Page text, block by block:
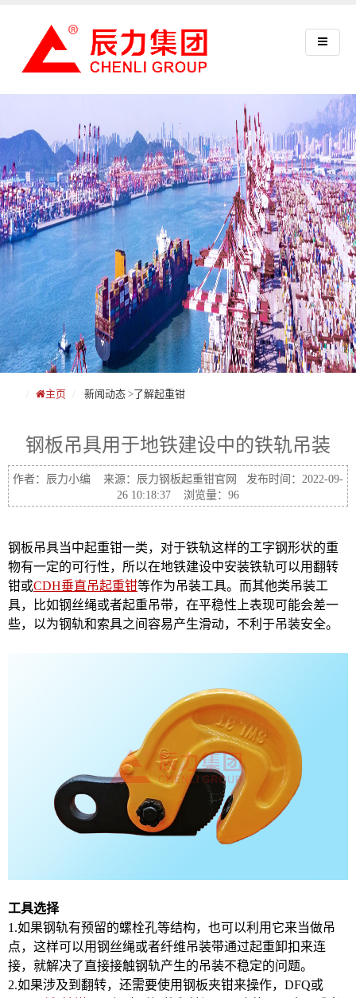
主页 新闻动态 >了解起重钳
钢板吊具用于地铁建设中的铁轨吊装
作者：辰力小编 来源：辰力钢板起重钳官网 发布时间：2022-09-
26 10:18:37 浏览量：96
钢板吊具当中起重钳一类，对于铁轨这样的工字钢形状的重
物有一定的可行性，所以在地铁建设中安装铁轨可以用翻转
钳或CDH垂直吊起重钳等作为吊装工具。而其他类吊装工
具，比如钢丝绳或者起重吊带，在平稳性上表现可能会差一
些，以为钢轨和索具之间容易产生滑动，不利于吊装安全。
工具选择
1.如果钢轨有预留的螺栓孔等结构，也可以利用它来当做吊
点，这样可以用钢丝绳或者纤维吊装带通过起重卸扣来连
接，就解决了直接接触钢轨产生的吊装不稳定的问题。
2.如果涉及到翻转，还需要使用钢板夹钳来操作，DFQ或